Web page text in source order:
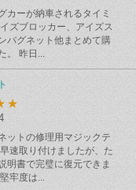
カーが納車されるタイミ
ズブロッカー、アイズス
バグネット他まとめて購
。 昨日...
ットの修理用マジックテ
速取り付けましたが、た
明書で完璧に復元できま
牢度は...